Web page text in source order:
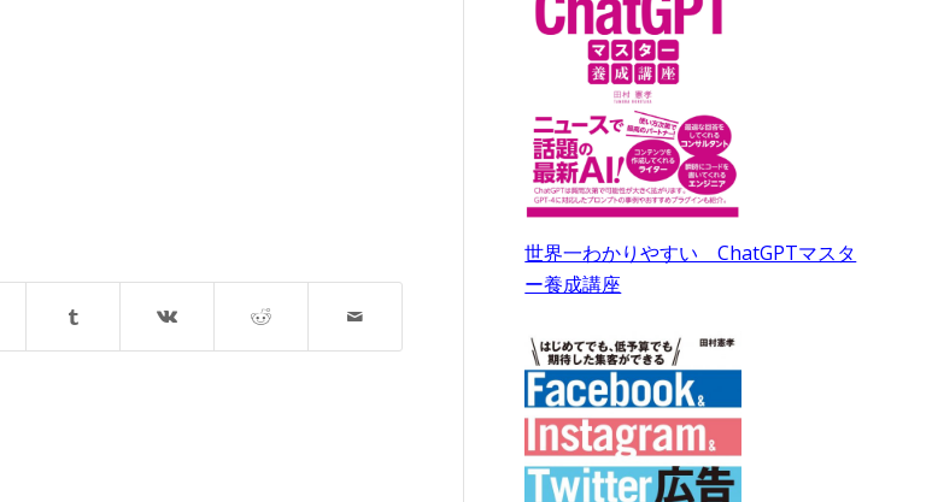
世界一わかりやすい ChatGPTマスタ
ー養成講座